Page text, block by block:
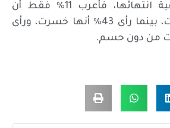
عن رأيهم في كيفية انتهائها، فأعرب 11% فقط أن
إسرائيل قد انتصرت، بينما رأى 43% أنها خسرت، ورأى